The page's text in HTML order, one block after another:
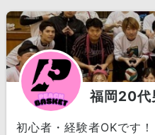
福岡20代
初心者・経験者OKです！